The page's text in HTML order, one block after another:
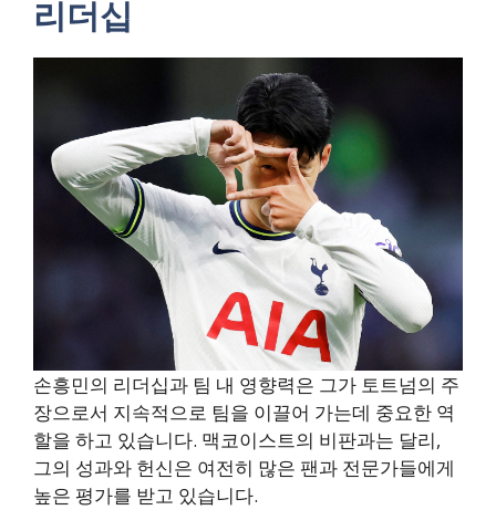
리더십
손흥민의 리더십과 팀 내 영향력은 그가 토트넘의 주
장으로서 지속적으로 팀을 이끌어 가는데 중요한 역
할을 하고 있습니다. 맥코이스트의 비판과는 달리,
그의 성과와 헌신은 여전히 많은 팬과 전문가들에게
높은 평가를 받고 있습니다.